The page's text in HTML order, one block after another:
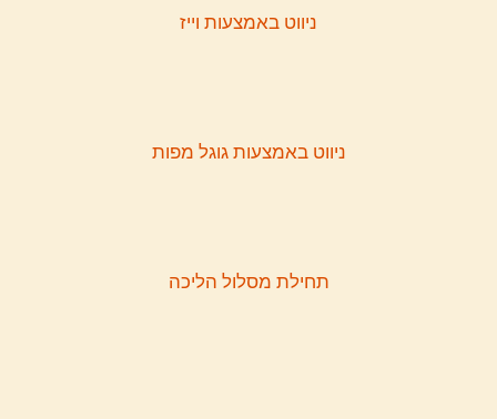
ניווט באמצעות וייז
ניווט באמצעות גוגל מפות
תחילת מסלול הליכה